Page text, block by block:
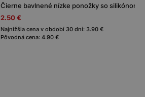
Čierne bavlnené nízke ponožky so silikónom
2.50 €
Najnižšia cena v období 30 dní: 3.90 €
Pôvodná cena: 4.90 €